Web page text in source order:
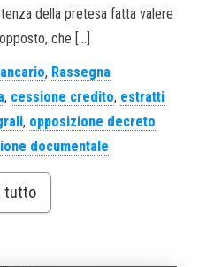
della pretesa fatta valere
che […]
, Rassegna
, cessione credito, estratti
, opposizione decreto
documentale
tutto